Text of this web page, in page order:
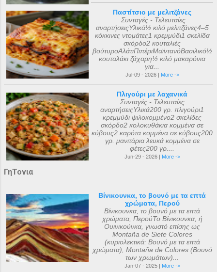
Παστίτσιο με μελιτζάνες
Συνταγές - Τελευταίες
αναρτήσειςΥλικά½ κιλό μελιτζάνες4–5
κόκκινες ντομάτες1 κρεμμύδι1 σκελίδα
σκόρδο2 κουταλιές
βούτυροΑλάτιΠιπέριΜαϊντανόΒασιλικό½
κουταλάκι ζάχαρη½ κιλό μακαρόνια
για...
Jul-09 - 2026 | More ->
Πλιγούρι με λαχανικά
Συνταγές - Τελευταίες
αναρτήσειςΥλικά200 γρ. πλιγούρι1
κρεμμύδι ψιλοκομμένο2 σκελίδες
σκόρδο2 κολοκυθάκια κομμένα σε
κύβους2 καρότα κομμένα σε κύβους200
γρ. μανιτάρια λευκά κομμένα σε
φέτες200 γρ....
Jun-29 - 2026 | More ->
ΓηΤονια
Βίνικουνκα, το βουνό με τα επτά
χρώματα, Περού
Βίνικουνκα, το βουνό με τα επτά
χρώματα, ΠερούΤο Βίνικουνκα, ή
Ουινικούνκα, γνωστό επίσης ως
Montaña de Siete Colores
(κυριολεκτικά: Βουνό με τα επτά
χρώματα), Montaña de Colores (Βουνό
των χρωμάτων)...
Jan-07 - 2025 | More ->